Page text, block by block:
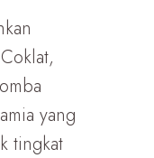
yang
tingkat